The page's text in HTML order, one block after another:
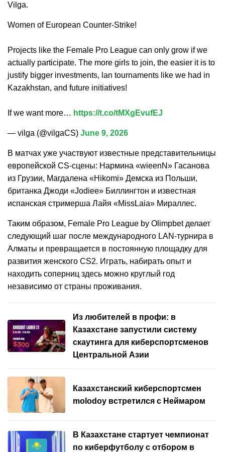
Vilga.
Women of European Counter-Strike!
Projects like the Female Pro League can only grow if we
actually participate. The more girls to join, the easier it is to
justify bigger investments, lan tournaments like we had in
Kazakhstan, and future initiatives!
If we want more… https://t.co/tMXgEvufEJ
— vilga (@vilgaCS) June 9, 2026
В матчах уже участвуют известные представительницы
европейской CS-сцены: Нармина «wieenN» Гасанова
из Грузии, Магдалена «Hikomi» Демска из Польши,
британка Джоди «Jodiee» Биллингтон и известная
испанская стримерша Лайя «MissLaia» Мираллес.
Таким образом, Female Pro League by Olimpbet делает
следующий шаг после международного LAN-турнира в
Алматы и превращается в постоянную площадку для
развития женского CS2. Играть, набирать опыт и
находить соперниц здесь можно круглый год
независимо от страны проживания.
Из любителей в профи: в
Казахстане запустили систему
скаутинга для киберспортсменов
Центральной Азии
Казахстанский киберспортсмен
molodoy встретился с Неймаром
В Казахстане стартует чемпионат
по киберфутболу с отбором в